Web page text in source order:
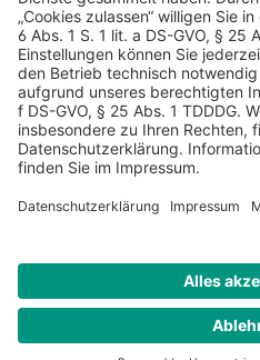
AGB Datenschutz
Sicherheitshinweis
Netto-Preise zzgl. gesetzlich
Sichere Daten dank SSL-